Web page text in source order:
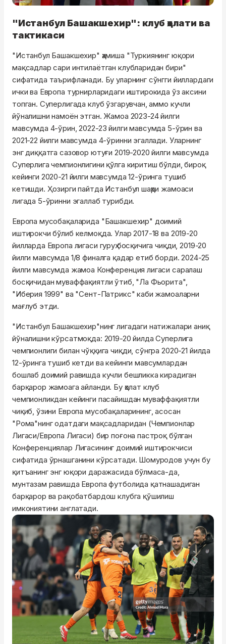
"Истанбул Башакшехир": клуб ҳолати ва
тактикаси
"Истанбул Башакшехир" ҳамиша "Туркиянинг юқори
мақсадлар сари интилаётган клубларидан бири"
сифатида таърифланади. Бу уларнинг сўнгги йиллардаги
ички ва Европа турнирларидаги иштирокида ўз аксини
топган. Суперлигада клуб ўзгарувчан, аммо кучли
йўналишни намоён этган. Жамоа 2023-24 йилги
мавсумда 4-ўрин, 2022-23 йилги мавсумда 5-ўрин ва
2021-22 йилги мавсумда 4-ўринни эгаллади. Уларнинг
энг диққатга сазовор ютуғи 2019-2020 йилги мавсумда
Суперлига чемпионлигини қўлга киритиш бўлди, бироқ
кейинги 2020-21 йилги мавсумда 12-ўринга тушиб
кетишди. Ҳозирги пайтда Истанбул шаҳри жамоаси
лигада 5-ўринни эгаллаб турибди.
Европа мусобақаларида "Башакшехир" доимий
иштирокчи бўлиб келмоқда. Улар 2017-18 ва 2019-20
йилларда Европа лигаси гуруҳ босқичига чиқди, 2019-20
йилги мавсумда 1/8 финалга қадар етиб борди. 2024-25
йилги мавсумда жамоа Конференция лигаси саралаш
босқичидан муваффақиятли ўтиб, "Ла Фьорита",
"Иберия 1999" ва "Сент-Патрикс" каби жамоаларни
мағлуб этди.
"Истанбул Башакшехир"нинг лигадаги натижалари аниқ
йўналишни кўрсатмоқда: 2019-20 йилда Суперлига
чемпионлиги билан чўққига чиқди, сўнгра 2020-21 йилда
12-ўринга тушиб кетди ва кейинги мавсумлардан
бошлаб доимий равишда кучли бешликка кирадиган
барқарор жамоага айланди. Бу ҳолат клуб
чемпионликдан кейинги пасайишдан муваффақиятли
чиқиб, ўзини Европа мусобақаларининг, асосан
"Рома"нинг одатдаги мақсадларидан (Чемпионлар
Лигаси/Европа Лигаси) бир поғона пастроқ бўлган
Конференциялар Лигасининг доимий иштирокчиси
сифатида ўрнашганини кўрсатади. Шомуродов учун бу
қитъанинг энг юқори даражасида бўлмаса-да,
мунтазам равишда Европа футболида қатнашадиган
барқарор ва рақобатбардош клубга қўшилиш
имкониятини англатади.